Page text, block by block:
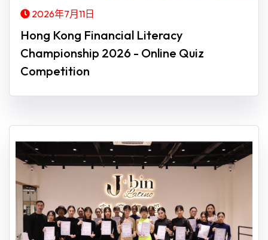
2026年7月11日
Hong Kong Financial Literacy
Championship 2026 - Online Quiz
Competition